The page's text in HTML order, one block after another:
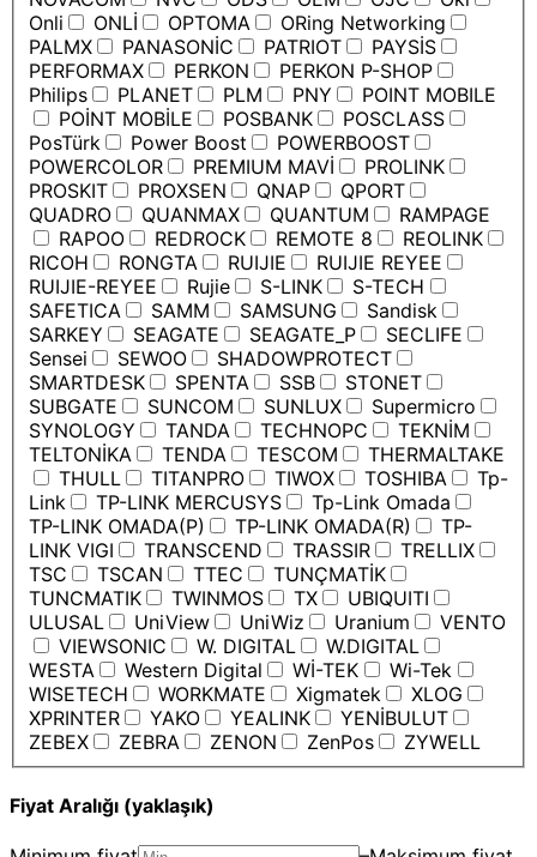
Onli
ONLİ OPTOMA
ORing Networking
PALMX
PANASONİC PATRIOT
PAYSİS
PERFORMAX
PERKON
PERKON P-SHOP
Philips
PLANET PLM PNY
POINT MOBILE
POİNT MOBİLE
POSBANK
POSCLASS
PosTürk
Power Boost
POWERBOOST
POWERCOLOR
PREMIUM MAVİ
PROLINK
PROSKIT
PROXSEN QNAP
QPORT
QUADRO
QUANMAX QUANTUM
RAMPAGE
RAPOO
REDROCK REMOTE 8
REOLINK
RICOH
RONGTA RUIJIE
RUIJIE REYEE
RUIJIE-REYEE
Rujie S-LINK
S-TECH
SAFETICA
SAMM SAMSUNG
Sandisk
SARKEY
SEAGATE SEAGATE_P
SECLIFE
Sensei
SEWOO
SHADOWPROTECT
SMARTDESK
SPENTA SSB
STONET
SUBGATE
SUNCOM SUNLUX
Supermicro
SYNOLOGY
TANDA TECHNOPC
TEKNİM
TELTONİKA
TENDA TESCOM
THERMALTAKE
THULL
TITANPRO TIWOX TOSHIBA
Tp-
Link
TP-LINK MERCUSYS
Tp-Link Omada
TP-LINK OMADA(P)
TP-LINK OMADA(R)
TP-
LINK VIGI
TRANSCEND TRASSIR
TRELLIX
TSC
TSCAN TTEC
TUNÇMATİK
TUNCMATIK
TWINMOS TX
UBIQUITI
ULUSAL
UniView UniWiz Uranium
VENTO
VIEWSONIC
W. DIGITAL
W.DIGITAL
WESTA
Western Digital Wİ-TEK
Wi-Tek
WISETECH
WORKMATE Xigmatek
XLOG
XPRINTER
YAKO YEALINK
YENİBULUT
ZEBEX
ZEBRA ZENON ZenPos ZYWELL
Fiyat Aralığı (yaklaşık)